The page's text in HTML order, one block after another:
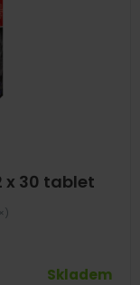
x 30 tablet
Skladem